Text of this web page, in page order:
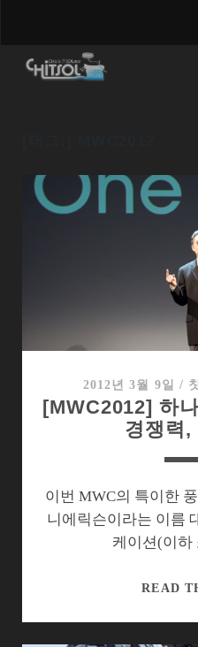
2012년 3월 9일 /
[MWC2012] 하
경쟁력,
이번 MWC의 특이한
니에릭슨이라는 이름
케이션(이
READ